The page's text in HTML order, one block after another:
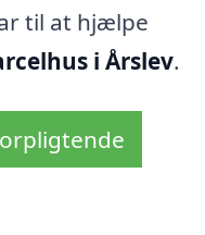
til at hjælpe
i Årslev.